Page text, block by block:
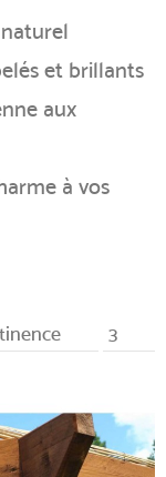
et brillants
aux
à vos
3